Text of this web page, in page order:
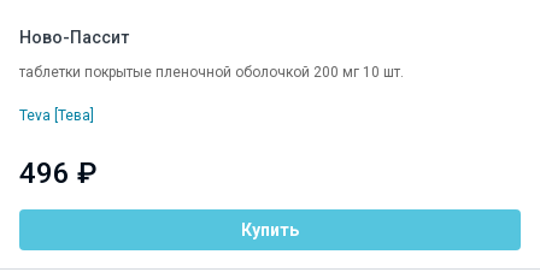
Ново-Пассит
таблетки покрытые пленочной оболочкой 200 мг 10 шт.
Teva [Тева]
496 ₽
Купить